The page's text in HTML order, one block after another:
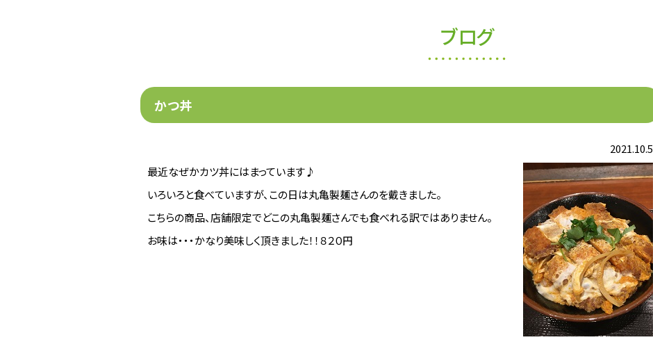
ブログ
かつ丼
2021.10.5
最近なぜかカツ丼にはまっています♪
いろいろと食べていますが、この日は丸亀製麺さんのを戴きました。
こちらの商品、店舗限定でどこの丸亀製麺さんでも食べれる訳ではありません。
お味は・・・かなり美味しく頂きました！！８２０円